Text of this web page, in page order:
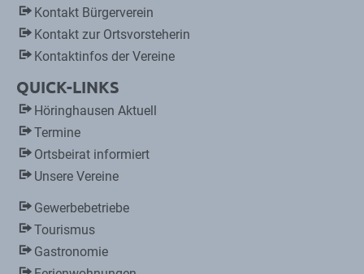
Kontakt Bürgerverein
Kontakt zur Ortsvorsteherin
Kontaktinfos der Vereine
QUICK-LINKS
Höringhausen Aktuell
Termine
Ortsbeirat informiert
Unsere Vereine
Gewerbebetriebe
Tourismus
Gastronomie